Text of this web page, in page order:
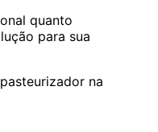
quanto
para sua
na